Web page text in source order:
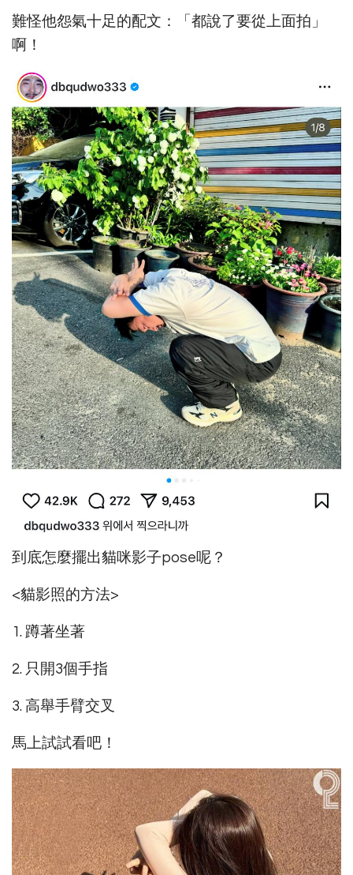
難怪他怨氣十足的配文：「都說了要從上面拍」
啊！
到底怎麼擺出貓咪影子pose呢？
<貓影照的方法>
1. 蹲著坐著
2. 只開3個手指
3. 高舉手臂交叉
馬上試試看吧！